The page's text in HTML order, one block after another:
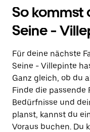
So kommst
Seine -
Für deine nächste
Seine - Villepinte
Ganz gleich, ob du
Finde die
Bedürfnisse und
planst, kannst du
Voraus buchen. Du